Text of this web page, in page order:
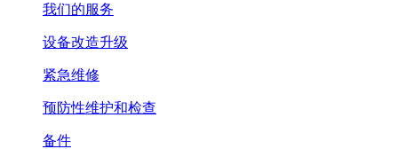
我们的服务
设备改造升级
紧急维修
预防性维护和检查
备件